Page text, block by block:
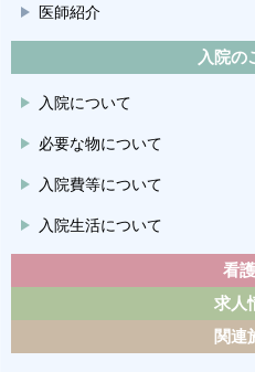
医師紹介
入院の
入院について
必要な物について
入院費等について
入院生活について
看
求人
関連